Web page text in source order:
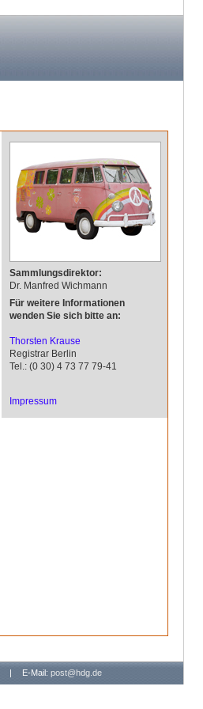
Sammlungsdirektor:
Dr. Manfred Wichmann
Für weitere Informationen
wenden Sie sich bitte an:
Thorsten Krause
Registrar Berlin
Tel.: (0 30) 4 73 77 79-41
Impressum
| E-Mail: post@hdg.de